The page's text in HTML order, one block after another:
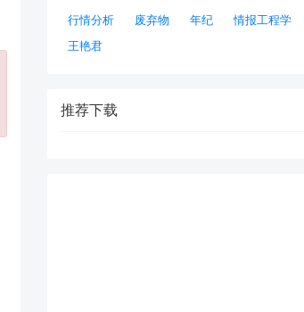
行情分析
废弃物 年纪
情报工程学
王艳君
推荐下载